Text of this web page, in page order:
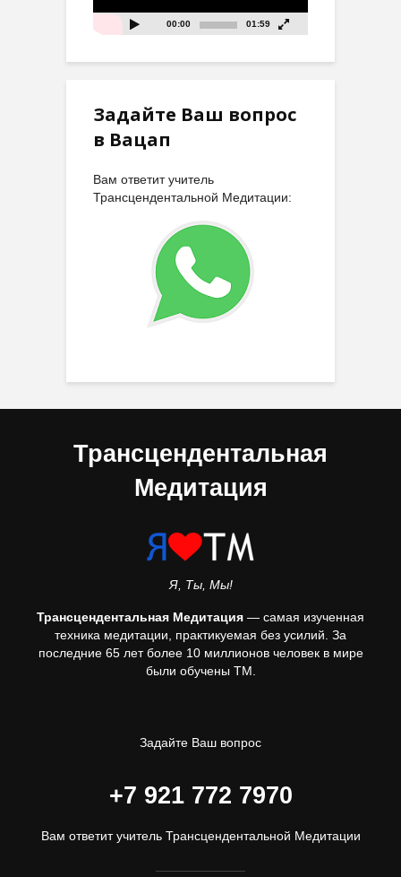
00:00 01:59
Задайте Ваш вопрос
в Вацап
Вам ответит учитель
Трансцендентальной Медитации:
Трансцендентальная
Медитация
Я, Ты, Мы!
Трансцендентальная Медитация — самая изученная
техника медитации, практикуемая без усилий. За
последние 65 лет более 10 миллионов человек в мире
были обучены ТМ.
Задайте Ваш вопрос
+7 921 772 7970
Вам ответит учитель Трансцендентальной Медитации